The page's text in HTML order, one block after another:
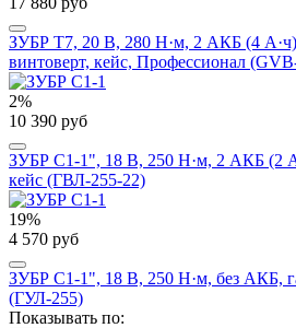
ЗУБР Т7, 20 В, 280 Н·м, 2 АКБ (4
винтоверт, кейс, Профессионал
2%
10 390 руб
ЗУБР С1-1", 18 В, 250 Н·м, 2 АКБ (2
кейс (ГВЛ-255-22)
19%
4 570 руб
ЗУБР С1-1", 18 В, 250 Н·м, без АКБ,
(ГУЛ-255)
Показывать по: